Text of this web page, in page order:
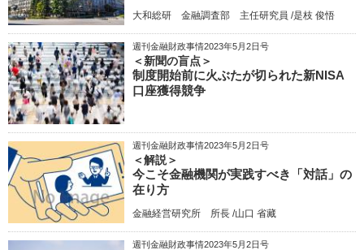
大和総研 金融調査部 主任研究員 /是枝 俊悟
週刊金融財政事情2023年5月2日号
＜新聞の盲点＞
制度開始前に火ぶたが切られた新NISA
口座獲得競争
週刊金融財政事情2023年5月2日号
＜解説＞
今こそ金融機関が実践すべき「対話」の
在り方
金融経営研究所 所長 /山口 省藏
週刊金融財政事情2023年5月2日号